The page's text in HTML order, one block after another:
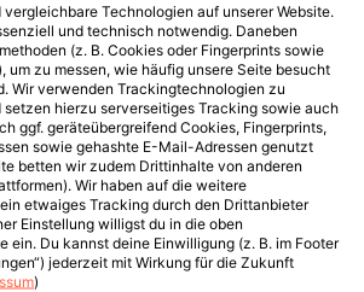
Technologien auf unserer Website.
und technisch notwendig. Daneben
(z. B. Cookies oder Fingerprints sowie
um zu messen, wie häufig unsere Seite besucht
Wir verwenden Trackingtechnologien zu
hierzu serverseitiges Tracking sowie auch
ggf. geräteübergreifend Cookies, Fingerprints,
sowie gehashte E-Mail-Adressen genutzt
betten wir zudem Drittinhalte von anderen
Wir haben auf die weitere
etwaiges Tracking durch den Drittanbieter
Einstellung willigst du in die oben
ein. Du kannst deine Einwilligung (z. B. im Footer
jederzeit mit Wirkung für die Zukunft
)